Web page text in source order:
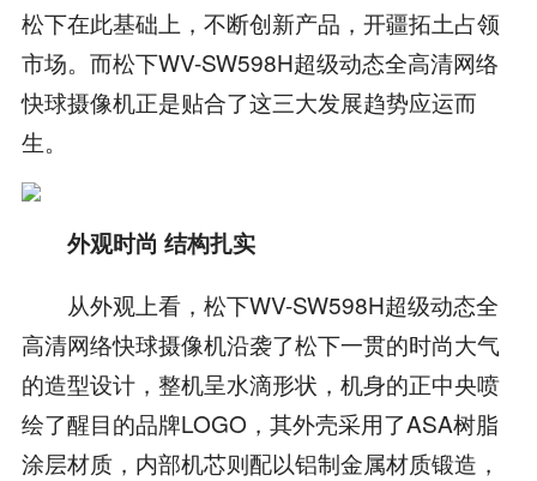
松下在此基础上，不断创新产品，开疆拓土占领
市场。而松下WV-SW598H超级动态全高清网络
快球摄像机正是贴合了这三大发展趋势应运而
生。
外观时尚 结构扎实
从外观上看，松下WV-SW598H超级动态全
高清网络快球摄像机沿袭了松下一贯的时尚大气
的造型设计，整机呈水滴形状，机身的正中央喷
绘了醒目的品牌LOGO，其外壳采用了ASA树脂
涂层材质，内部机芯则配以铝制金属材质锻造，